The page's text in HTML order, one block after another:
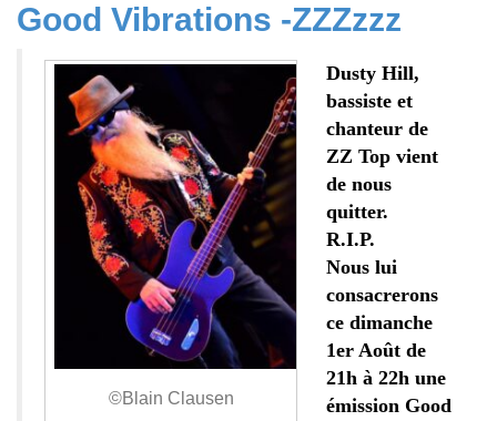
Good Vibrations -ZZZzzz
©Blain Clausen
Dusty Hill,
bassiste et
chanteur de
ZZ Top vient
de nous
quitter.
R.I.P.
Nous lui
consacrerons
ce dimanche
1er Août de
21h à 22h une
émission Good